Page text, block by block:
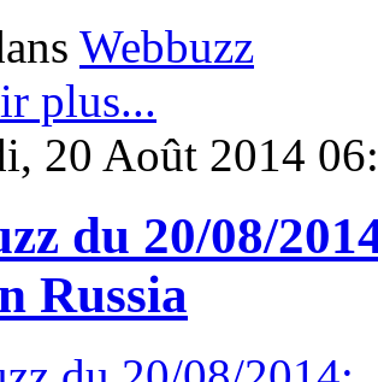
Webbuzz
plus...
20 Août 2014
du 20/08/
Russia